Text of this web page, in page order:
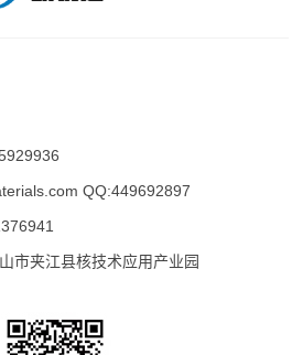
QQ:449692897
市夹江县核技术应用产业园